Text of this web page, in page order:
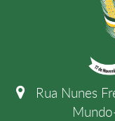
Rua Nunes